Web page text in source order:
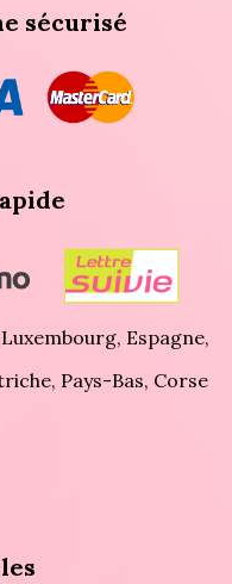
sécurisé
Espagne,
Pays-Bas, Corse